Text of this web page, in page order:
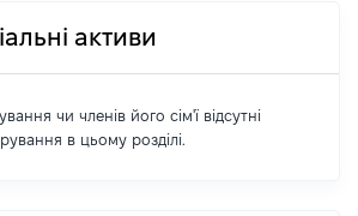
активи
чи членів його сім'ї відсутні
в цьому розділі.